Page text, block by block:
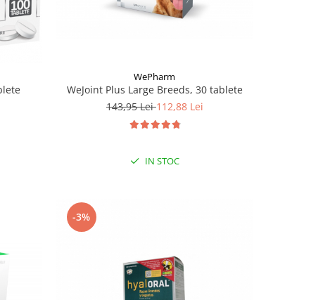
WePharm
WeJoint Plus Large Breeds, 30 tablete
143,95 Lei112,88 Lei
IN STOC
-3%